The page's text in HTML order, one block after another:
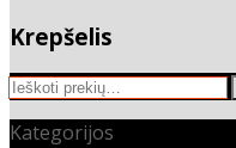
Krepšelis
Ieškoti:
Kategorijos